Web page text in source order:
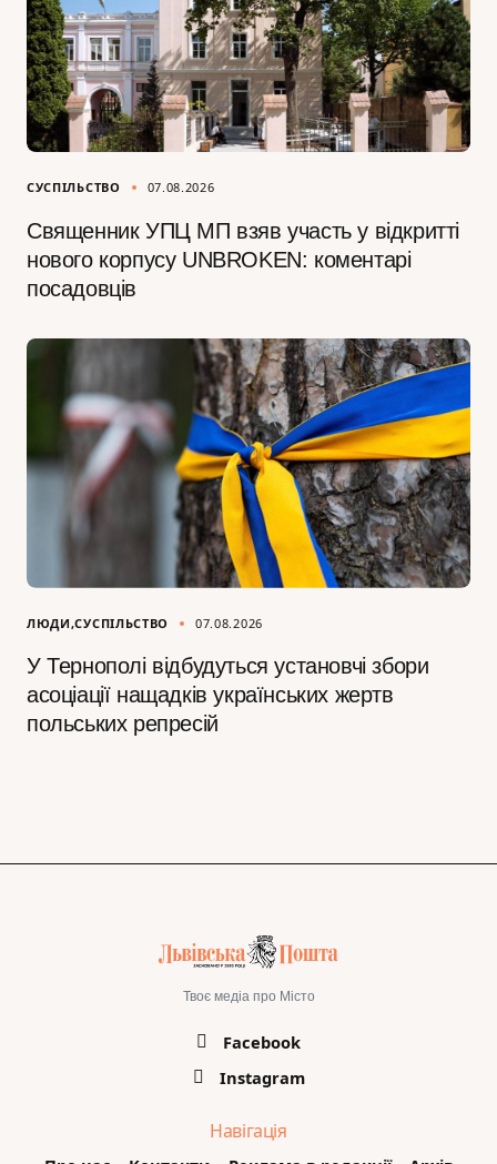
СУСПІЛЬСТВО 07.08.2026
Священник УПЦ МП взяв участь у відкритті
нового корпусу UNBROKEN: коментарі
посадовців
ЛЮДИ СУСПІЛЬСТВО 07.08.2026
У Тернополі відбудуться установчі збори
асоціації нащадків українських жертв
польських репресій
Твоє медіа про Місто
Facebook
Instagram
Навігація